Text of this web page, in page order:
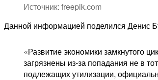
Источник: freepik.com
Данной информацией поделился Денис
«Развитие экономики замкнутого
загрязнены из-за попадания не в
подлежащих утилизации,